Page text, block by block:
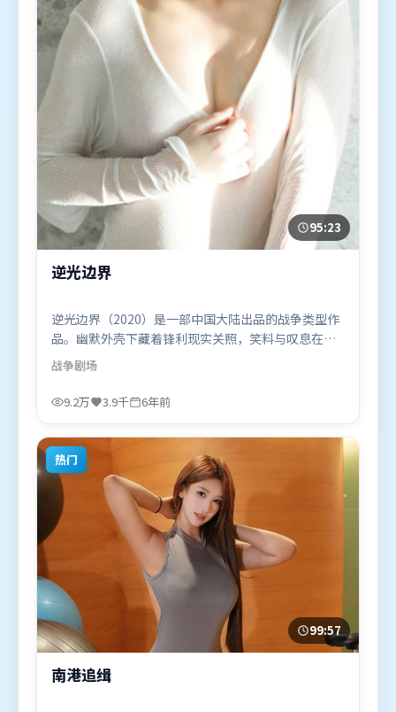
95:23
逆光边界
逆光边界（2020）是一部中国大陆出品的战争类型作
品。幽默外壳下藏着锋利现实关照，笑料与叹息在同
一场景里并存。叙事线索多线并进，最终在关键节点
收束。由程耳执导，谭卓、宋康昊、赵丽颖，刘德
华、迪皮卡·帕度柯妮等联袂出演。影片于2020年6
战争题材的观众观看。
战争剧场
9.2万 3.9千 6年前
热门
99:57
南港追缉